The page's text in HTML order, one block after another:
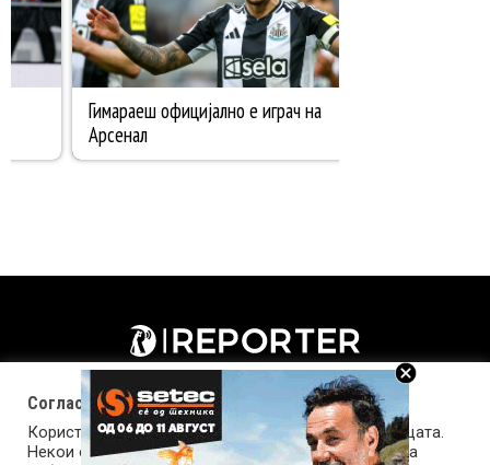
Согласност за колачиња (cookies)
Користиме колачиња за оптимизирање на страницата.
Некои од колачињата се од суштинско значење за